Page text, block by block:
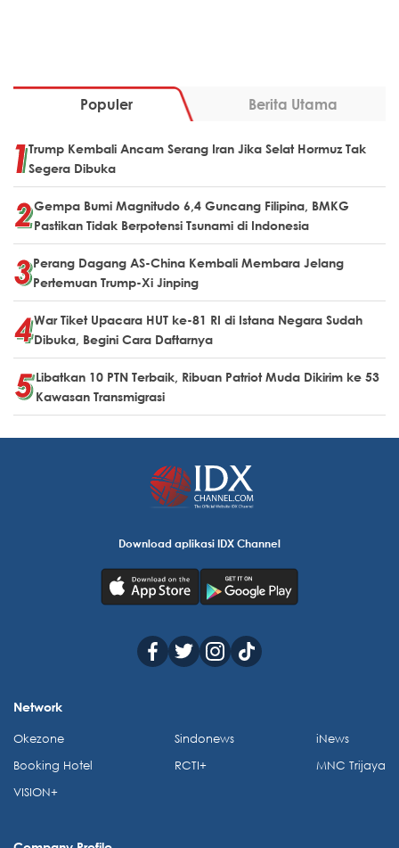
Populer Berita Utama
Trump Kembali Ancam Serang Iran Jika Selat Hormuz Tak
Segera Dibuka
Gempa Bumi Magnitudo 6,4 Guncang Filipina, BMKG
Pastikan Tidak Berpotensi Tsunami di Indonesia
Perang Dagang AS-China Kembali Membara Jelang
Pertemuan Trump-Xi Jinping
War Tiket Upacara HUT ke-81 RI di Istana Negara Sudah
Dibuka, Begini Cara Daftarnya
Libatkan 10 PTN Terbaik, Ribuan Patriot Muda Dikirim ke 53
Kawasan Transmigrasi
Download aplikasi IDX Channel
Network
Okezone
Booking Hotel
VISION+
Sindonews
RCTI+
iNews
MNC Trijaya